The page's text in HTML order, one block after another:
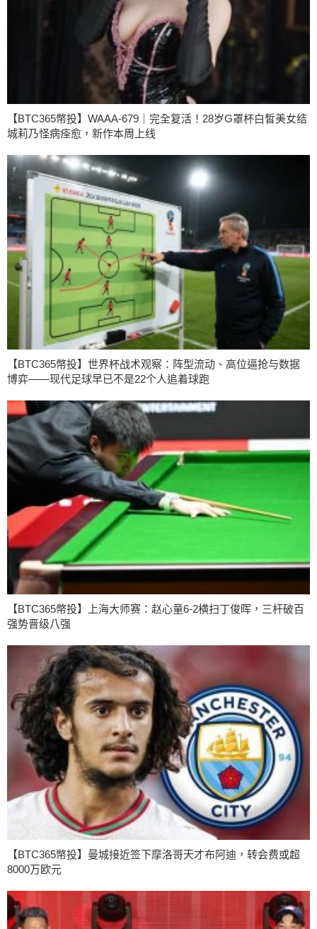
【BTC365幣投】WAAA-679｜完全复活！28岁G罩杯白皙美女结
城莉乃怪病痊愈，新作本周上线
【BTC365幣投】世界杯战术观察：阵型流动、高位逼抢与数据
博弈——现代足球早已不是22个人追着球跑
【BTC365幣投】上海大师赛：赵心童6-2横扫丁俊晖，三杆破百
强势晋级八强
【BTC365幣投】曼城接近签下摩洛哥天才布阿迪，转会费或超
8000万欧元